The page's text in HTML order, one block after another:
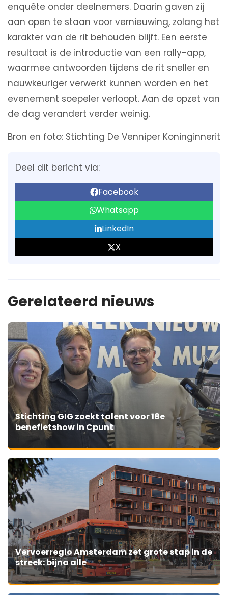
enquête onder deelnemers. Daarin gaven zij
aan open te staan voor vernieuwing, zolang het
karakter van de rit behouden blijft. Een eerste
resultaat is de introductie van een rally-app,
waarmee antwoorden tijdens de rit sneller en
nauwkeuriger verwerkt kunnen worden en het
evenement soepeler verloopt. Aan de opzet van
de dag verandert verder weinig.
Bron en foto: Stichting De Venniper Koninginnerit
Deel dit bericht via:
Facebook
Whatsapp
LinkedIn
X
Gerelateerd nieuws
Stichting GIG zoekt talent voor 18e
benefietshow in Cpunt
Vervoerregio Amsterdam zet grote stap in de
streek: bijna alle